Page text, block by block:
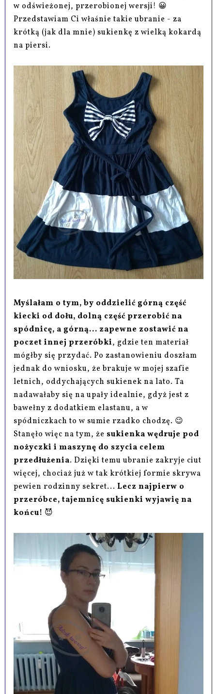
w odświeżonej, przerobionej wersji! 😀
Przedstawiam Ci właśnie takie ubranie - za
krótką (jak dla mnie) sukienkę z wielką kokardą
na piersi.
Myślałam o tym, by oddzielić górną część
kiecki od dołu, dolną część przerobić na
spódnicę, a górną... zapewne zostawić na
poczet innej przeróbki, gdzie ten materiał
mógłby się przydać. Po zastanowieniu doszłam
jednak do wniosku, że brakuje w mojej szafie
letnich, oddychających sukienek na lato. Ta
nadawałaby się na upały idealnie, gdyż jest z
bawełny z dodatkiem elastanu, a w
spódniczkach to w sumie rzadko chodzę. 😉
Stanęło więc na tym, że sukienka wędruje pod
nożyczki i maszynę do szycia celem
przedłużenia. Dzięki temu ubranie zakryje ciut
więcej, chociaż już w tak krótkiej formie skrywa
pewien rodzinny sekret...Lecz najpierw o
przeróbce, tajemnicę sukienki wyjawię na
końcu! 😈